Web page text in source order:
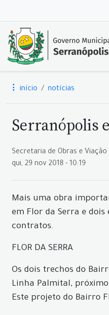
início notícias
Serranópolis
Secretaria de Obras e Viação
qui, 29 nov 2018 - 10:19
Mais uma obra
em Flor da Serra e
contratos.
FLOR DA SERRA
Os dois trechos do
Linha Palmital,
Este projeto do Bairro